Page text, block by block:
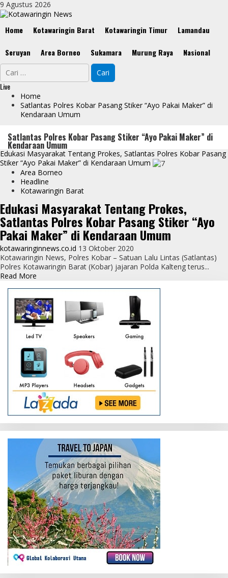
Skip
to
9 Agustus 2026
Menu
Home Kotawaringin Barat Kotawaringin Timur Lamandau
Seruyan Area Borneo Sukamara Murung Raya Nasional
Cari
untuk:
Live
Home
Satlantas Polres Kobar Pasang Stiker “Ayo Pakai Maker” di
Kendaraan Umum
Satlantas Polres Kobar Pasang Stiker “Ayo Pakai Maker” di
Kendaraan Umum
Edukasi Masyarakat Tentang Prokes, Satlantas Polres Kobar Pasang
Stiker “Ayo Pakai Maker” di Kendaraan Umum
Area Borneo
Headline
Kotawaringin Barat
Edukasi Masyarakat Tentang Prokes,
Satlantas Polres Kobar Pasang Stiker “Ayo
Pakai Maker” di Kendaraan Umum
kotawaringinnews.co.id 13 Oktober 2020
Kotawaringin News, Polres Kobar – Satuan Lalu Lintas (Satlantas)
Polres Kotawaringin Barat (Kobar) jajaran Polda Kalteng terus...
Read More
Edukasi
Masyarakat
Tentang
Prokes,
Satlantas
Polres
Kobar
Pasang
Stiker
“Ayo
Pakai
Maker”
di
Kendaraan
Umum